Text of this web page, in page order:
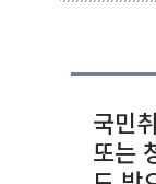
국민
또는